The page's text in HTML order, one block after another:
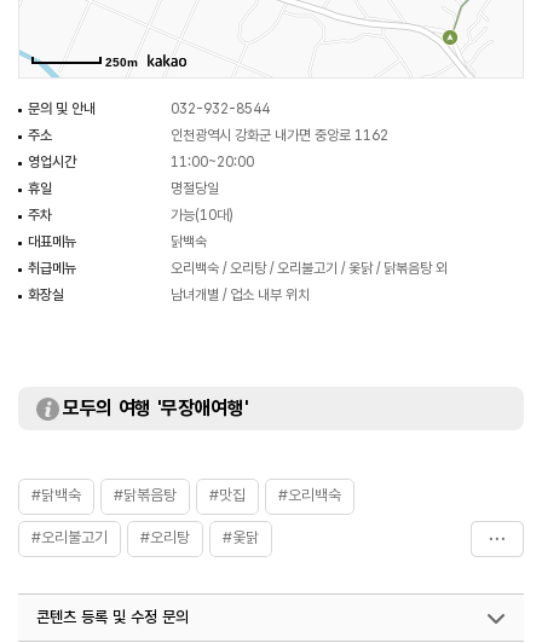
250m
문의 및 안내
032-932-8544
주소
인천광역시 강화군 내가면 중앙로 1162
영업시간
11:00~20:00
휴일
명절당일
주차
가능(10대)
대표메뉴
닭백숙
취급메뉴
오리백숙 / 오리탕 / 오리불고기 / 옻닭 / 닭볶음탕 외
화장실
남녀개별 / 업소 내부 위치
모두의 여행 '무장애여행'
#닭백숙 #닭볶음탕 #맛집 #오리백숙
#오리불고기 #오리탕 #옻닭
콘텐츠 등록 및 수정 문의